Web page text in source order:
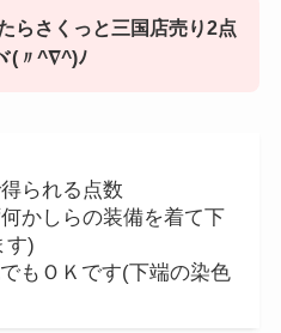
らさくっと三国店売り2点
(〃^∇^)ﾉ
られる点数
かしらの装備を着て下
す)
もＯＫです(下端の染色